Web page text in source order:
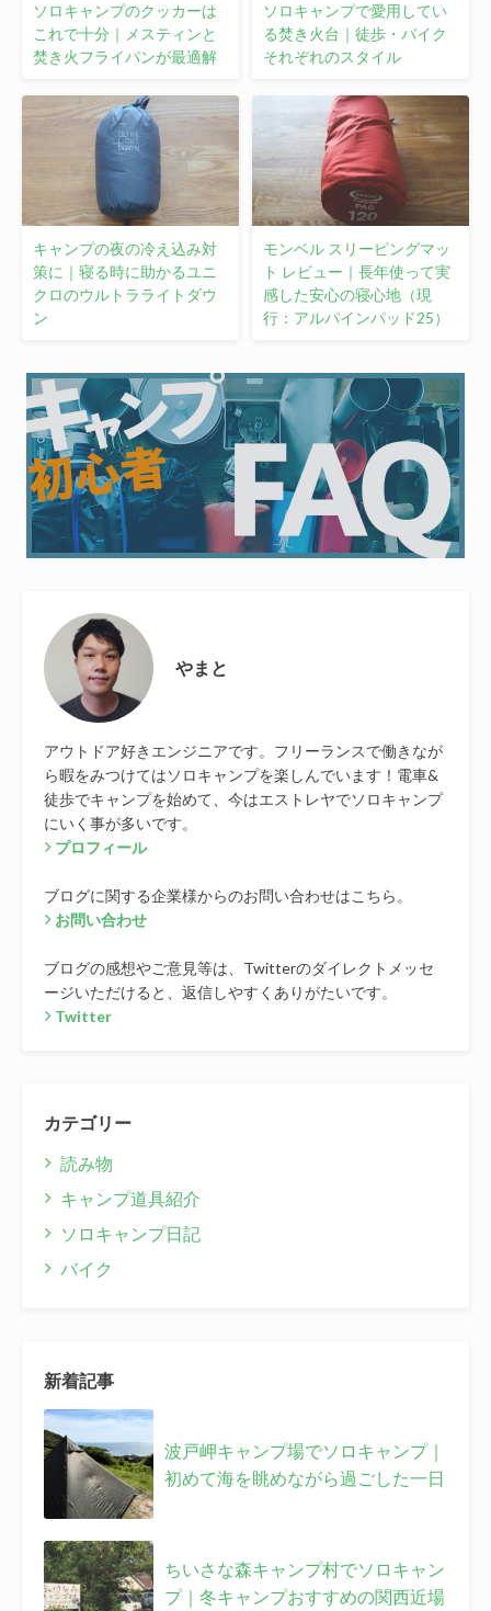
ソロキャンプのクッカーは
これで十分｜メスティンと
焚き火フライパンが最適解
ソロキャンプで愛用してい
る焚き火台｜徒歩・バイク
それぞれのスタイル
キャンプの夜の冷え込み対
策に｜寝る時に助かるユニ
クロのウルトラライトダウ
ン
モンベル スリーピングマッ
ト レビュー｜長年使って実
感した安心の寝心地（現
行：アルパインパッド25）
やまと
アウトドア好きエンジニアです。フリーランスで働きなが
ら暇をみつけてはソロキャンプを楽しんでいます！電車&
徒歩でキャンプを始めて、今はエストレヤでソロキャンプ
にいく事が多いです。
プロフィール
ブログに関する企業様からのお問い合わせはこちら。
お問い合わせ
ブログの感想やご意見等は、Twitterのダイレクトメッセ
ージいただけると、返信しやすくありがたいです。
Twitter
カテゴリー
読み物
キャンプ道具紹介
ソロキャンプ日記
バイク
新着記事
波戸岬キャンプ場でソロキャンプ｜
初めて海を眺めながら過ごした一日
ちいさな森キャンプ村でソロキャン
プ｜冬キャンプおすすめの関西近場